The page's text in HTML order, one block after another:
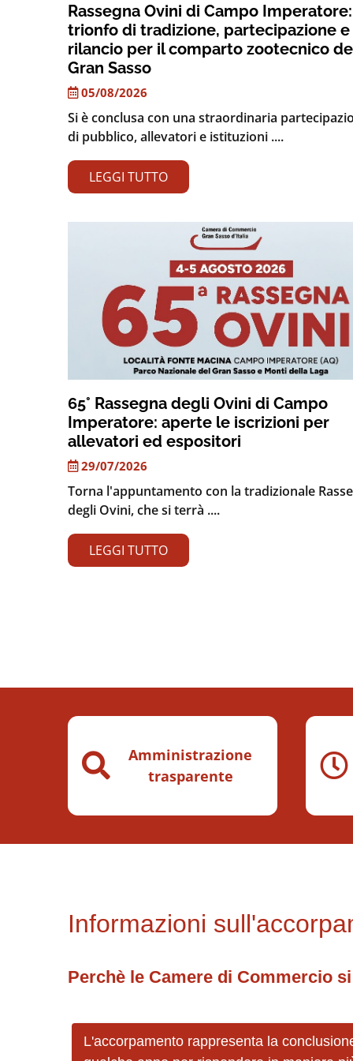
Rassegna Ovini di Campo Imperatore:
trionfo di tradizione, partecipazione e
rilancio per il comparto zootecnico
Gran Sasso
05/08/2026
Si è conclusa con una straordinaria
di pubblico, allevatori e istituzioni ....
LEGGI TUTTO
65° Rassegna degli Ovini di Campo
Imperatore: aperte le iscrizioni per
allevatori ed espositori
29/07/2026
Torna l'appuntamento con la tradizionale
degli Ovini, che si terrà ....
LEGGI TUTTO
Altri Servizi
Amministrazione
trasparente
Informazioni
Perchè le Camere di Commercio
L'accorpamento rappresenta la